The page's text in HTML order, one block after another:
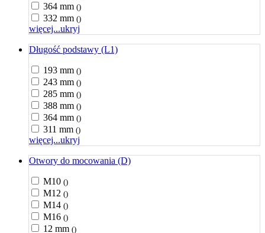
364 mm ()
332 mm ()
więcej...ukryj
Długość podstawy (L1)
193 mm ()
243 mm ()
285 mm ()
388 mm ()
364 mm ()
311 mm ()
więcej...ukryj
Otwory do mocowania (D)
M10 ()
M12 ()
M14 ()
M16 ()
12 mm ()